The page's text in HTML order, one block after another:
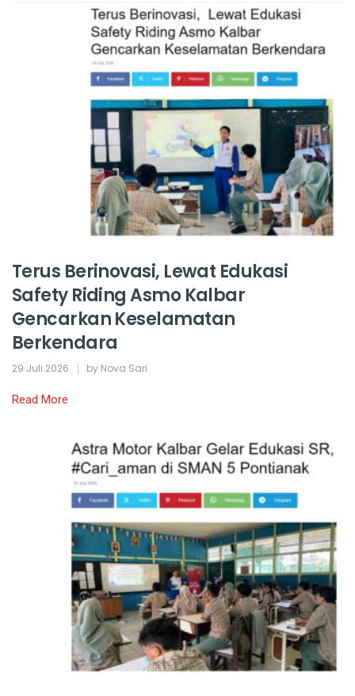
Terus Berinovasi, Lewat Edukasi
Safety Riding Asmo Kalbar
Gencarkan Keselamatan
Berkendara
29 Juli 2026 by Nova Sari
Read More